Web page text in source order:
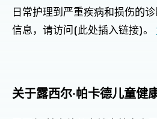
日常护理到严重疾病和损伤的
信息，请访问[此处插入链接]。
关于露西尔·帕卡德儿童健